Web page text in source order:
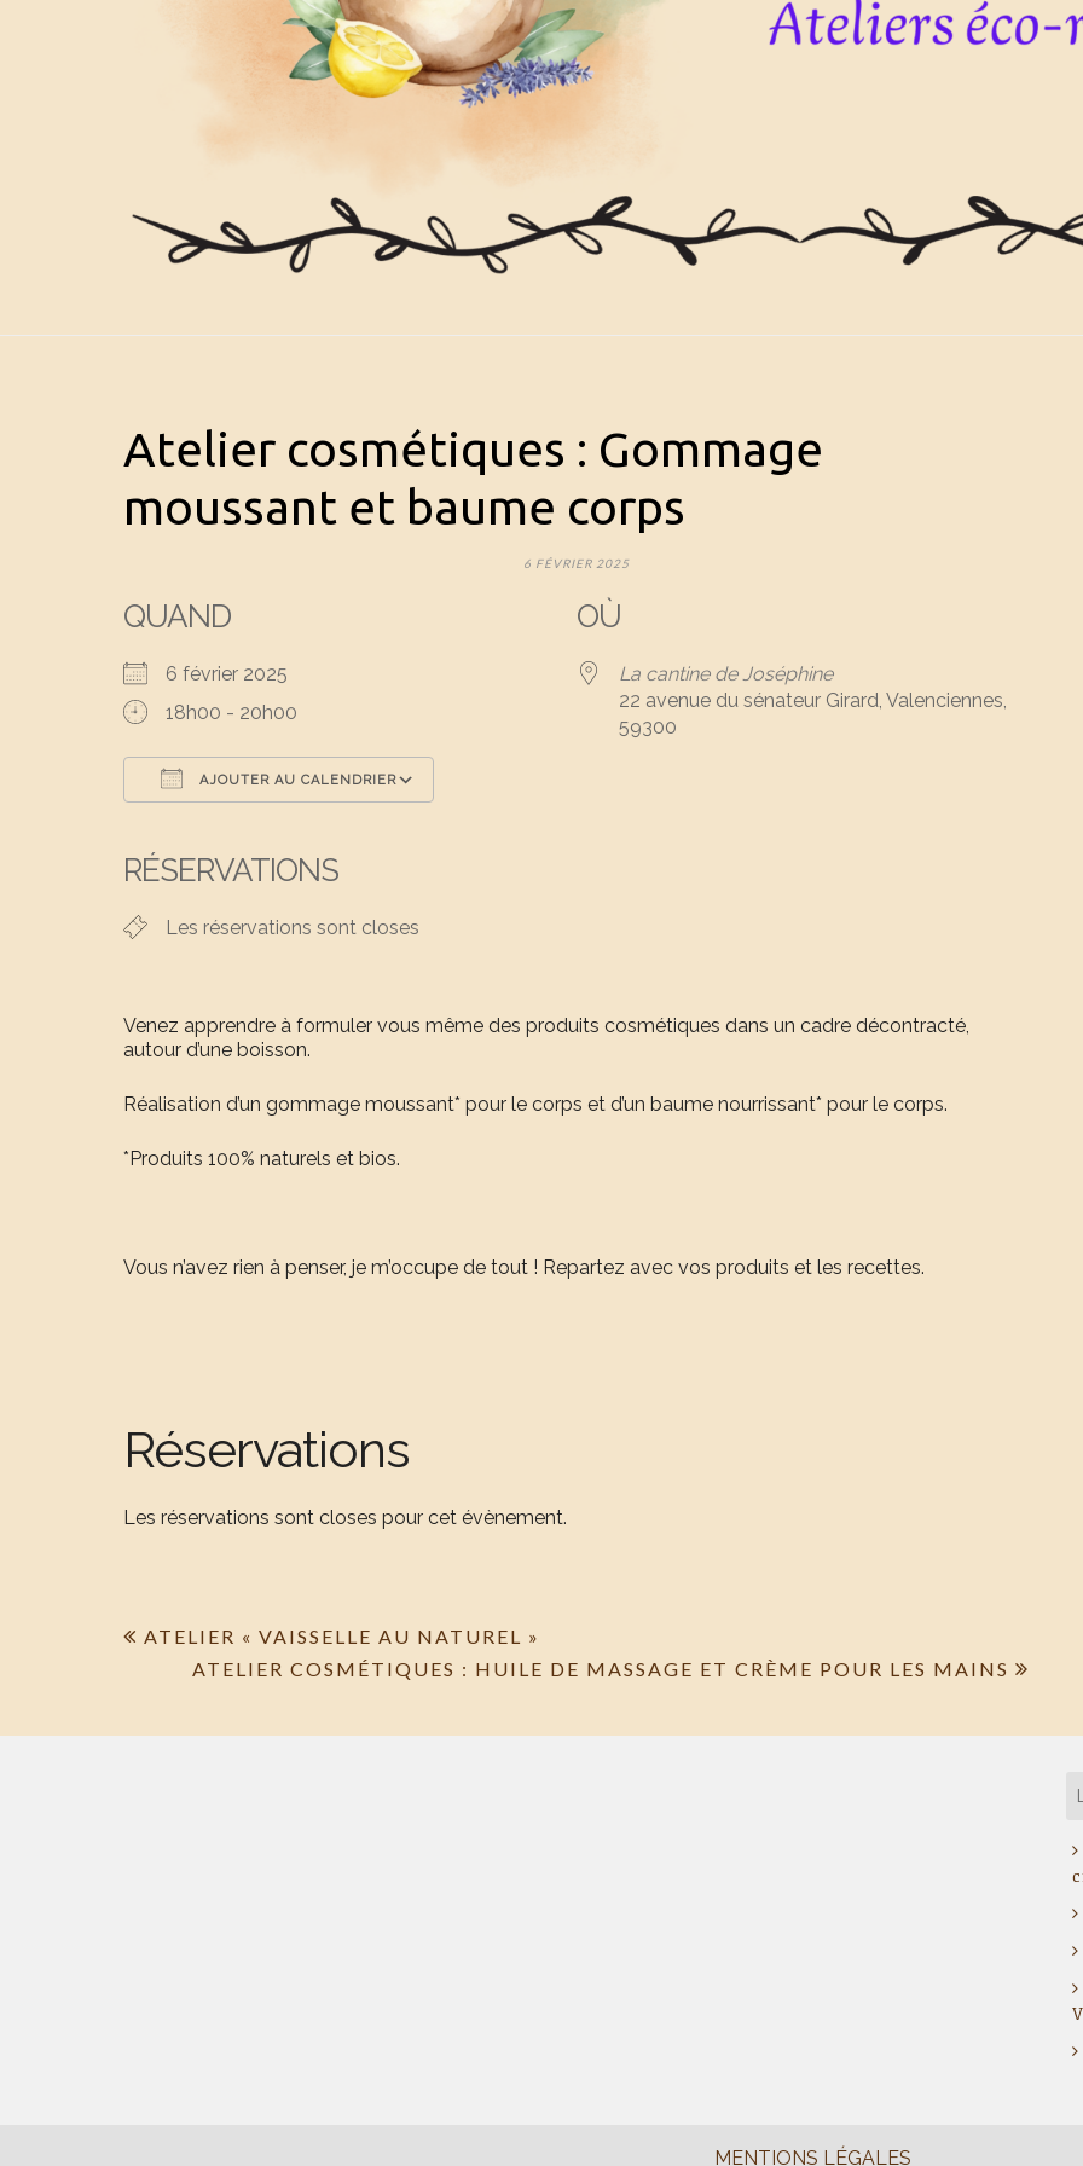
Atelier cosmétiques : Gommage
moussant et baume corps
6 FÉVRIER 2025
QUAND
6 février 2025
18h00 - 20h00
AJOUTER AU CALENDRIER
RÉSERVATIONS
Les réservations sont closes
OÙ
La cantine de Joséphine
22 avenue du sénateur Girard, Valenciennes,
59300
Venez apprendre à formuler vous même des produits cosmétiques dans un cadre décontracté,
autour d’une boisson.
Réalisation d’un gommage moussant* pour le corps et d’un baume nourrissant* pour le corps.
*Produits 100% naturels et bios.
Vous n’avez rien à penser, je m’occupe de tout ! Repartez avec vos produits et les recettes.
Réservations
Les réservations sont closes pour cet évènement.
Navigation
l’article
ATELIER « VAISSELLE AU NATUREL »
ATELIER COSMÉTIQUES : HUILE DE MASSAGE ET CRÈME POUR LES MAINS
MENTIONS LÉGALES